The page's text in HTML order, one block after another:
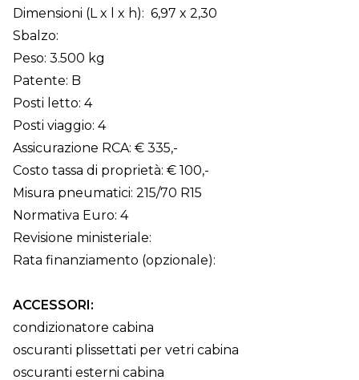
Dimensioni (L x l x h): 6,97 x 2,30
Sbalzo:
Peso: 3.500 kg
Patente: B
Posti letto: 4
Posti viaggio: 4
Assicurazione RCA: € 335,-
Costo tassa di proprietà: € 100,-
Misura pneumatici: 215/70 R15
Normativa Euro: 4
Revisione ministeriale:
Rata finanziamento (opzionale):
ACCESSORI:
condizionatore cabina
oscuranti plissettati per vetri cabina
oscuranti esterni cabina